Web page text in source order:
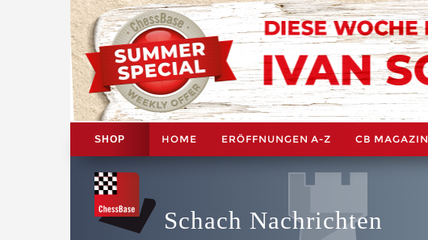
SHOP HOME ERÖFFNUNGEN A-Z CB MAGAZIN
Schach Nachrichten